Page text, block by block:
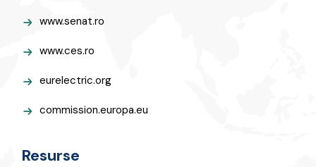
www.senat.ro
www.ces.ro
eurelectric.org
commission.europa.eu
Resurse